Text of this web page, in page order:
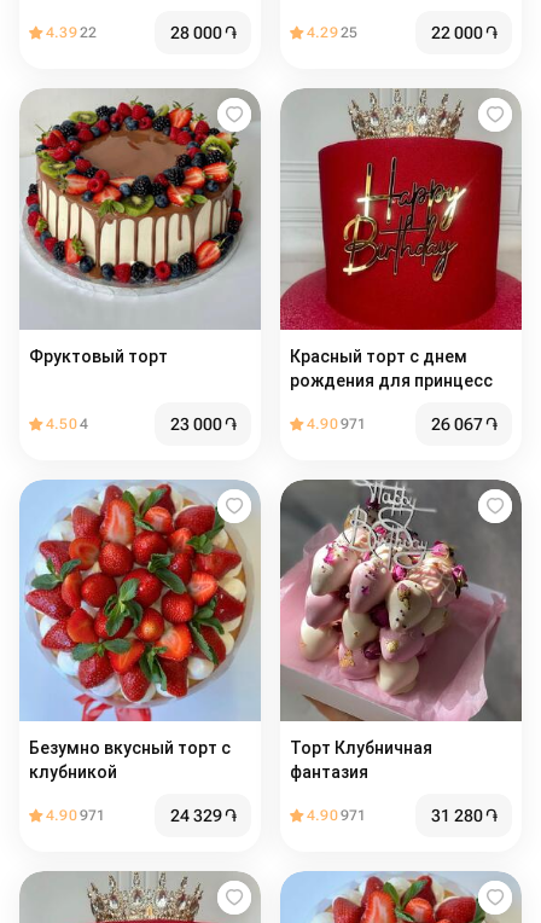
4.3922 28 000֏ 4.2925 22 000֏
Фруктовый торт
4.504 23 000֏
Красный торт с днем
рождения для принцесс
4.90971 26 067֏
Безумно вкусный торт с
клубникой
4.90971 24 329֏
Торт Клубничная
фантазия
4.90971 31 280֏